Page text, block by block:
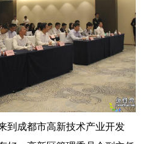
到成都市高新技术产业开发